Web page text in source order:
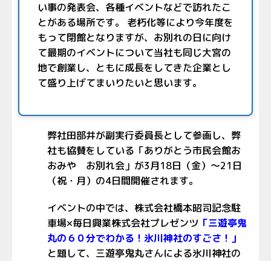
い事の発表会、各種イベントなどで訪れたこ
とがある場所です。 老朽化等により今年度を
もって閉館となりますが、お別れの日に向け
て最期のイベントについて当社も同じ大宮の
地で創業し、ともに成長をしてきた企業とし
て盛り上げてまいりたいと思います。
弊社田部井が副実行委員長として参画し、弊
社も協賛をしている「ありがとう市民会館お
おみや お別れ会」が3月18日（金）～21日
（祝・月）の4日間開催されます。
イベントの中では、株式会社橋本昭司記念駐
車場×毎日興業株式会社プレゼンツ 「三遊亭鬼
丸の６０分でわかる！氷川神社のすごさ！」
と題して、三遊亭鬼丸さんによる氷川神社の